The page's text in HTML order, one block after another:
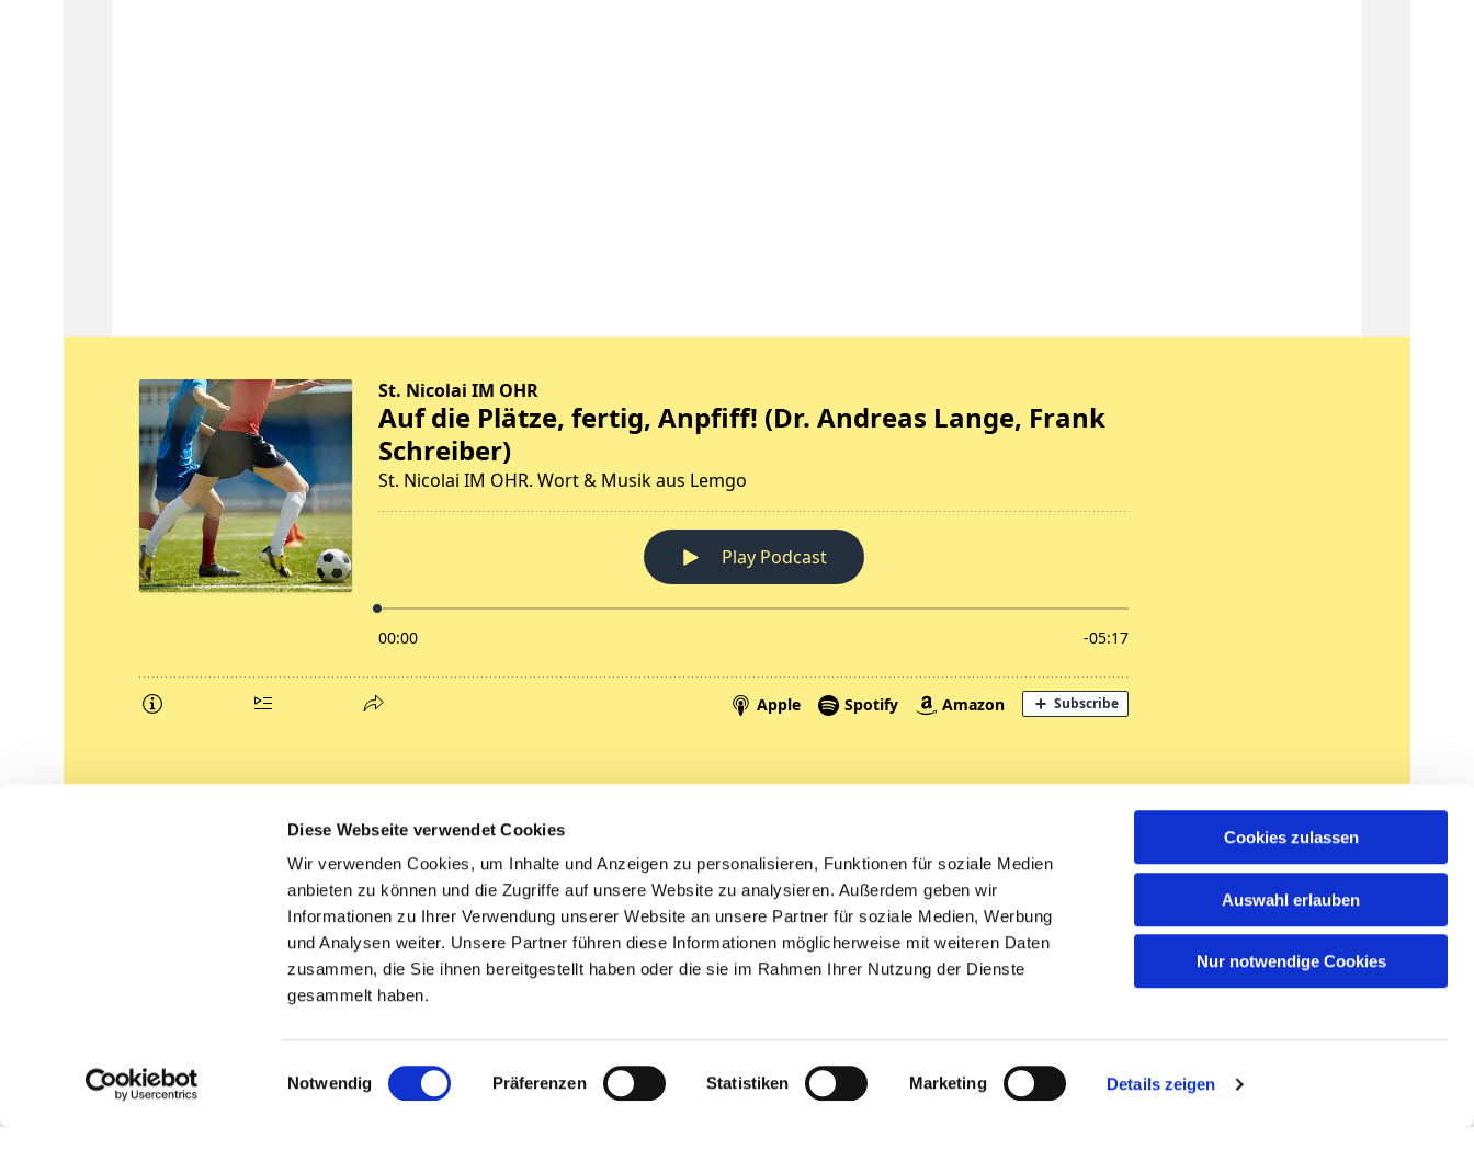
Diese Webseite verwendet Cookies
Wir verwenden Cookies, um Inhalte und Anzeigen zu personalisieren, Funktionen für soziale Medien
anbieten zu können und die Zugriffe auf unsere Website zu analysieren. Außerdem geben wir
Informationen zu Ihrer Verwendung unserer Website an unsere Partner für soziale Medien, Werbung
und Analysen weiter. Unsere Partner führen diese Informationen möglicherweise mit weiteren Daten
zusammen, die Sie ihnen bereitgestellt haben oder die sie im Rahmen Ihrer Nutzung der Dienste
gesammelt haben.
Einwilligungsauswahl
Notwendig Präferenzen Statistiken Marketing Details zeigen
Cookies zulassen
Auswahl erlauben
Nur notwendige Cookies
Spenden
Tickets
Litauen
Mitglied werden